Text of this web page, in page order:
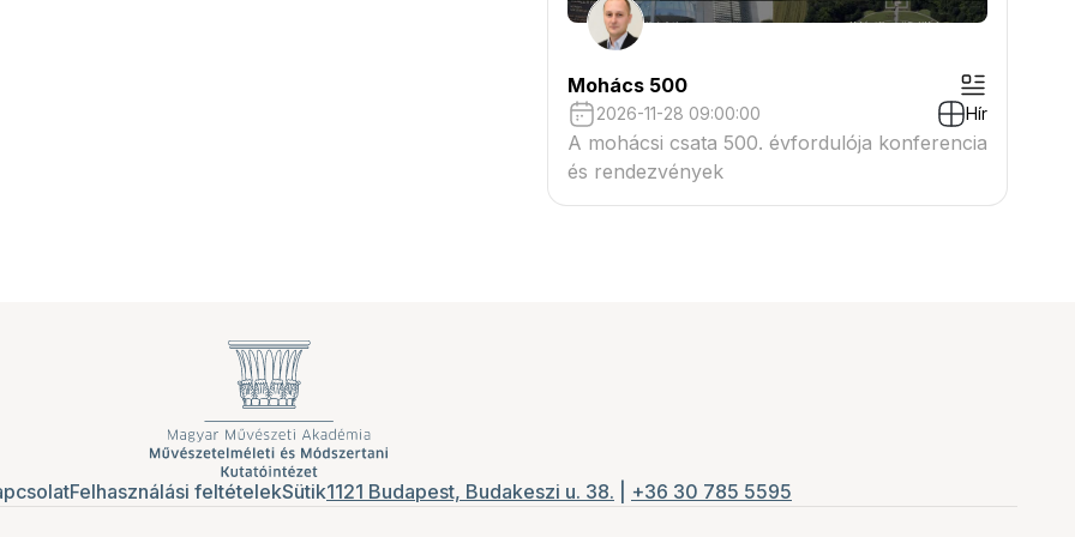
Mohács 500
2026-11-28 09:00:00 Hír
A mohácsi csata 500. évfordulója konferencia
és rendezvények
Felhasználási feltételekSütik1121 Budapest, Budakeszi u. 38. +36 30 785 5595